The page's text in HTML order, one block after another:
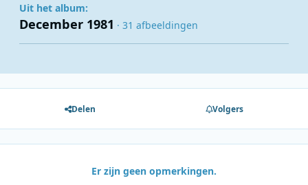
Uit het album:
December 1981 · 31 afbeeldingen
Delen Volgers
Er zijn geen opmerkingen.